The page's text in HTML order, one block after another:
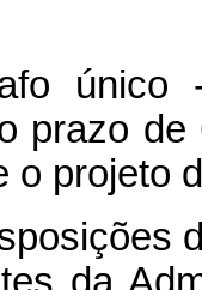
- O
prazo
o projeto